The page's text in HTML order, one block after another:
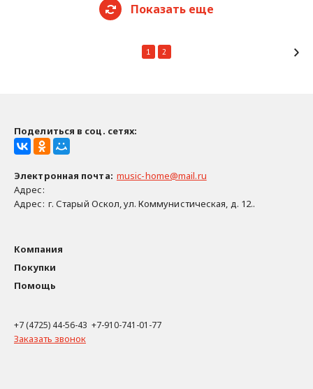
Показать еще
1 2
Поделиться в соц. сетях:
Электронная почта: music-home@mail.ru
Адрес:
Адрес: г. Старый Оскол, ул. Коммунистическая, д. 12..
Компания
Покупки
Помощь
+7 (4725) 44-56-43 +7-910-741-01-77
Заказать звонок